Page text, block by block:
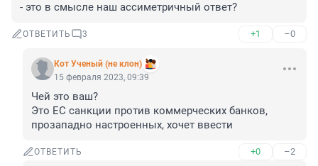
- это в смысле наш ассиметричный ответ?
ОТВЕТИТЬ 3 +1 –0
Кот Ученый (не клон)
15 февраля 2023, 09:39
Чей это ваш?
Это ЕС санкции против коммерческих банков,
прозападно настроенных, хочет ввести
ОТВЕТИТЬ +0 –2